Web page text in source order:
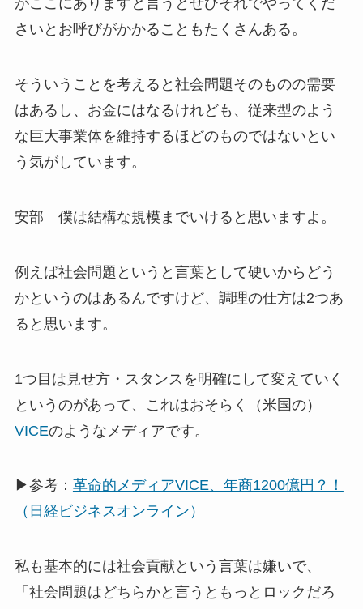
がここにありますと言うとぜひそれでやってくだ
さいとお呼びがかかることもたくさんある。
そういうことを考えると社会問題そのものの需要
はあるし、お金にはなるけれども、従来型のよう
な巨大事業体を維持するほどのものではないとい
う気がしています。
安部 僕は結構な規模までいけると思いますよ。
例えば社会問題というと言葉として硬いからどう
かというのはあるんですけど、調理の仕方は2つあ
ると思います。
1つ目は見せ方・スタンスを明確にして変えていく
というのがあって、これはおそらく（米国の）
VICEのようなメディアです。
▶参考： 革命的メディアVICE、年商1200億円？！
（日経ビジネスオンライン）
私も基本的には社会貢献という言葉は嫌いで、
「社会問題はどちらかと言うともっとロックだろ